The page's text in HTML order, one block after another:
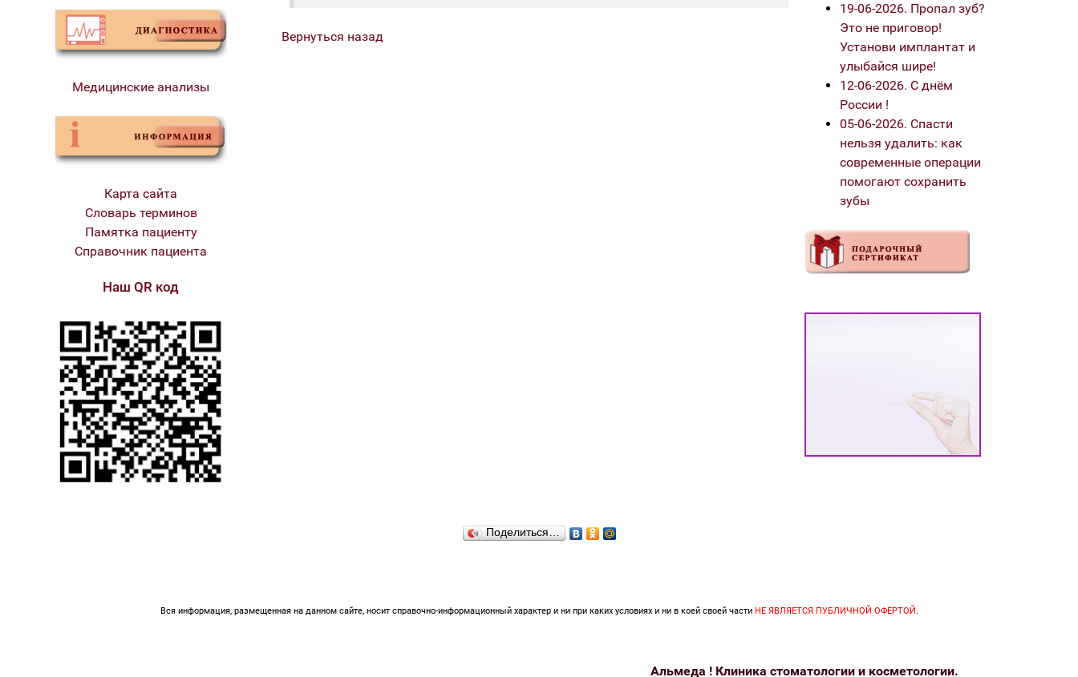
Медицинские анализы
Карта сайта
Словарь терминов
Памятка пациенту
Справочник пациента
Наш QR код
Вернуться назад
19-06-2026. Пропал зуб?
Это не приговор!
Установи имплантат и
улыбайся шире!
12-06-2026. С днём
России !
05-06-2026. Спасти
нельзя удалить: как
современные операции
помогают сохранить
зубы
Поделиться…
Вся информация, размещенная на данном сайте, носит справочно-информационный характер и ни при каких условиях и ни в коей своей части НЕ ЯВЛЯЕТСЯ ПУБЛИЧНОЙ ОФЕРТОЙ.
Альмеда ! Клиника стоматологии и косметологии.